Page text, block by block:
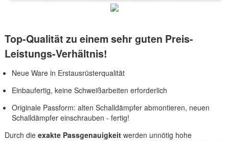
Top-Qualität zu einem sehr guten Preis-
Leistungs-Verhältnis!
Neue Ware in Erstausrüsterqualität
Einbaufertig, keine Schweißarbeiten erforderlich
Originale Passform: alten Schalldämpfer abmontieren, neuen
Schalldämpfer einschrauben - fertig!
Durch die exakte Passgenauigkeitwerden unnötig hohe